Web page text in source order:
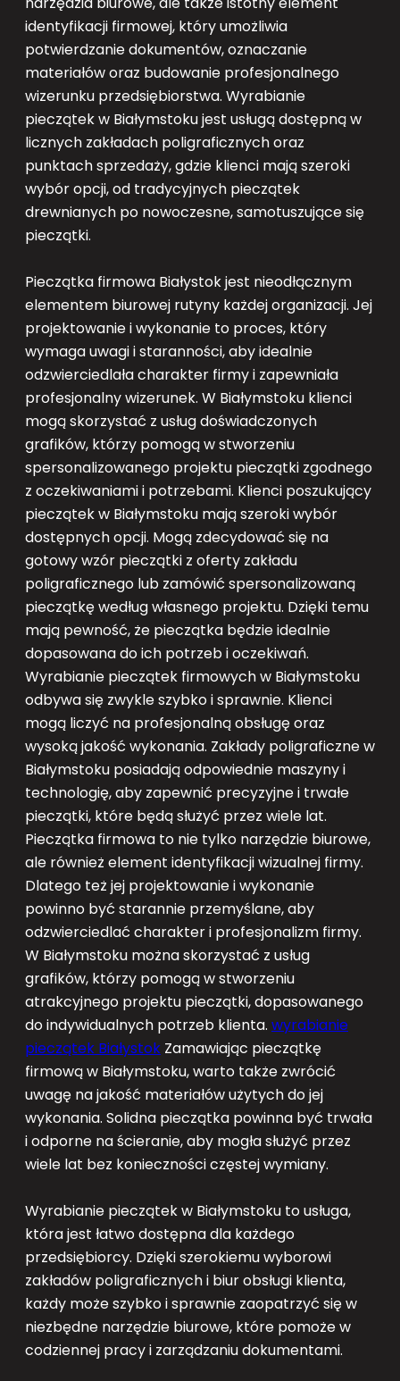
identyfikacji firmowej, który umożliwia
potwierdzanie dokumentów, oznaczanie
materiałów oraz budowanie profesjonalnego
wizerunku przedsiębiorstwa. Wyrabianie
pieczątek w Białymstoku jest usługą dostępną w
licznych zakładach poligraficznych oraz
punktach sprzedaży, gdzie klienci mają szeroki
wybór opcji, od tradycyjnych pieczątek
drewnianych po nowoczesne, samotuszujące się
pieczątki.
Pieczątka firmowa Białystok jest nieodłącznym
elementem biurowej rutyny każdej organizacji. Jej
projektowanie i wykonanie to proces, który
wymaga uwagi i staranności, aby idealnie
odzwierciedlała charakter firmy i zapewniała
profesjonalny wizerunek. W Białymstoku klienci
mogą skorzystać z usług doświadczonych
grafików, którzy pomogą w stworzeniu
spersonalizowanego projektu pieczątki zgodnego
z oczekiwaniami i potrzebami. Klienci poszukujący
pieczątek w Białymstoku mają szeroki wybór
dostępnych opcji. Mogą zdecydować się na
gotowy wzór pieczątki z oferty zakładu
poligraficznego lub zamówić spersonalizowaną
pieczątkę według własnego projektu. Dzięki temu
mają pewność, że pieczątka będzie idealnie
dopasowana do ich potrzeb i oczekiwań.
Wyrabianie pieczątek firmowych w Białymstoku
odbywa się zwykle szybko i sprawnie. Klienci
mogą liczyć na profesjonalną obsługę oraz
wysoką jakość wykonania. Zakłady poligraficzne w
Białymstoku posiadają odpowiednie maszyny i
technologię, aby zapewnić precyzyjne i trwałe
pieczątki, które będą służyć przez wiele lat.
Pieczątka firmowa to nie tylko narzędzie biurowe,
ale również element identyfikacji wizualnej firmy.
Dlatego też jej projektowanie i wykonanie
powinno być starannie przemyślane, aby
odzwierciedlać charakter i profesjonalizm firmy.
W Białymstoku można skorzystać z usług
grafików, którzy pomogą w stworzeniu
atrakcyjnego projektu pieczątki, dopasowanego
do indywidualnych potrzeb klienta. wyrabianie
pieczątek Białystok Zamawiając pieczątkę
firmową w Białymstoku, warto także zwrócić
uwagę na jakość materiałów użytych do jej
wykonania. Solidna pieczątka powinna być trwała
i odporne na ścieranie, aby mogła służyć przez
wiele lat bez konieczności częstej wymiany.
Wyrabianie pieczątek w Białymstoku to usługa,
która jest łatwo dostępna dla każdego
przedsiębiorcy. Dzięki szerokiemu wyborowi
zakładów poligraficznych i biur obsługi klienta,
każdy może szybko i sprawnie zaopatrzyć się w
niezbędne narzędzie biurowe, które pomoże w
codziennej pracy i zarządzaniu dokumentami.